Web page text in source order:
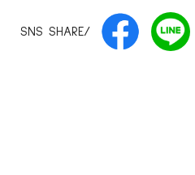
SNS SHARE/